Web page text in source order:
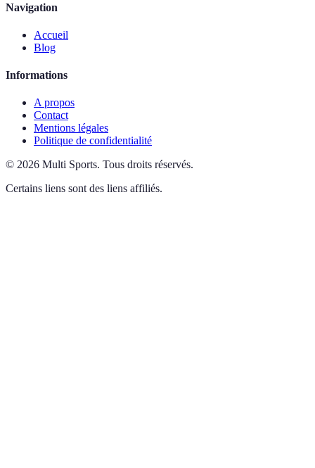
Navigation
Accueil
Blog
Informations
A propos
Contact
Mentions légales
Politique de confidentialité
© 2026 Multi Sports. Tous droits réservés.
Certains liens sont des liens affiliés.